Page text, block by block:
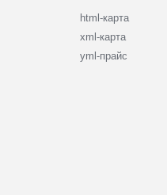
html-карта
xml-карта
yml-прайс